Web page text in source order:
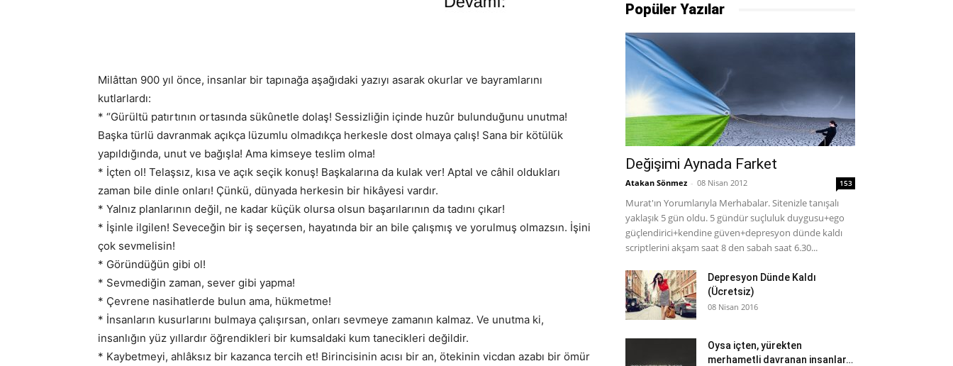
Milâttan 900 yıl önce, insanlar bir tapınağa aşağıdaki yazıyı asarak okurlar ve bayramlarını
kutlarlardı:
* “Gürültü patırtının ortasında sükûnetle dolaş! Sessizliğin içinde huzûr bulunduğunu unutma!
Başka türlü davranmak açıkça lüzumlu olmadıkça herkesle dost olmaya çalış! Sana bir kötülük
yapıldığında, unut ve bağışla! Ama kimseye teslim olma!
* İçten ol! Telaşsız, kısa ve açık seçik konuş! Başkalarına da kulak ver! Aptal ve câhil oldukları
zaman bile dinle onları! Çünkü, dünyada herkesin bir hikâyesi vardır.
* Yalnız planlarının değil, ne kadar küçük olursa olsun başarılarının da tadını çıkar!
* İşinle ilgilen! Seveceğin bir iş seçersen, hayatında bir an bile çalışmış ve yorulmuş olmazsın. İşini
çok sevmelisin!
* Göründüğün gibi ol!
* Sevmediğin zaman, sever gibi yapma!
* Çevrene nasihatlerde bulun ama, hükmetme!
* İnsanların kusurlarını bulmaya çalışırsan, onları sevmeye zamanın kalmaz. Ve unutma ki,
insanlığın yüz yıllardır öğrendikleri bir kumsaldaki kum tanecikleri değildir.
* Kaybetmeyi, ahlâksız bir kazanca tercih et! Birincisinin acısı bir an, ötekinin vicdan azabı bir ömür
Popüler Yazılar
Değişimi Aynada Farket
Atakan Sönmez - 08 Nisan 2012 153
Murat'ın Yorumlarıyla Merhabalar. Sitenizle tanışalı
yaklaşık 5 gün oldu. 5 gündür suçluluk duygusu+ego
güçlendirici+kendine güven+depresyon dünde kaldı
scriptlerini akşam saat 8 den sabah saat 6.30...
Depresyon Dünde Kaldı
(Ücretsiz)
08 Nisan 2016
Oysa içten, yürekten
merhametli davranan insanlar…